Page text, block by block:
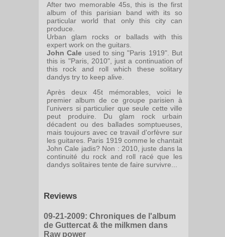
After two memorable 45s, this is the first
album of this parisian band with its so
particular world that only this city can
produce.
Urban glam rocks or ballads with this
expert work on the guitars.
John Cale used to sing "Paris 1919". But
this is "Paris, 2010", just a continuation of
this rock and roll which these solitary
dandys try to keep alive.
Après deux 45t mémorables, voici le
premier album de ce groupe parisien à
l'univers si particulier que seule cette ville
peut produire. Du glam rock urbain
décadent ou des ballades somptueuses,
mais toujours avec ce travail d'orfèvre sur
les guitares. Paris 1919 comme le chantait
John Cale jadis? Non : 2010, juste dans la
continuité du rock and roll racé que les
dandys solitaires tente de faire survivre...
Reviews
09-21-2009: Chroniques de l'album
de Guttercat & the milkmen dans
Raw power